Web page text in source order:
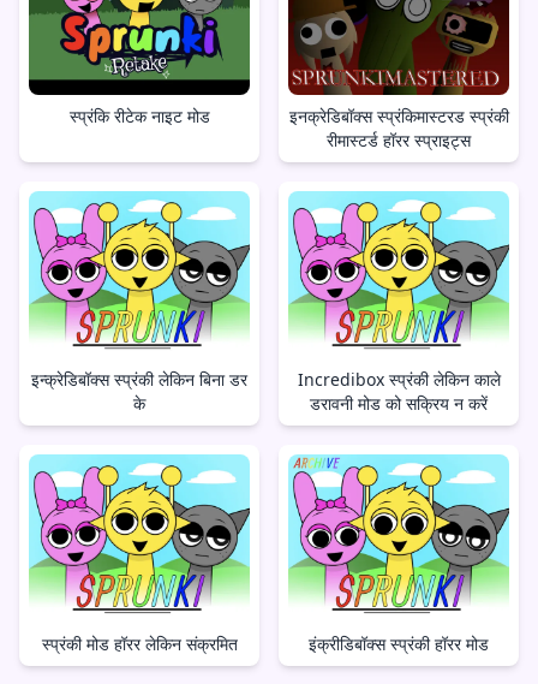
स्प्रंकि रीटेक नाइट मोड
इनक्रेडिबॉक्स स्प्रंकिमास्टरड स्प्रंकी
रीमास्टर्ड हॉरर स्प्राइट्स
इन्क्रेडिबॉक्स स्प्रंकी लेकिन बिना डर
के
Incredibox स्प्रंकी लेकिन काले
डरावनी मोड को सक्रिय न करें
स्प्रंकी मोड हॉरर लेकिन संक्रमित इंक्रीडिबॉक्स स्प्रंकी हॉरर मोड